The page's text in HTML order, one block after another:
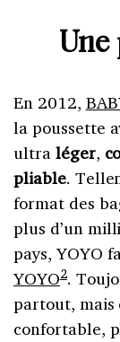
Une
En 2012,
la poussette
ultra léger,
pliable.
format des
plus d’un
pays, YOYO
YOYO2.
partout, mais
confortable,